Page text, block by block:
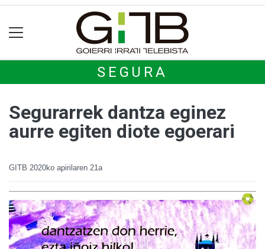
SEGURA
Segurarrek dantza eginez
aurre egiten diote egoerari
GITB 2020ko apirilaren 21a